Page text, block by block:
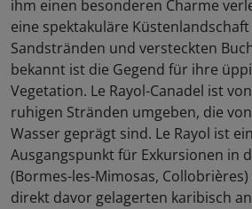
ihm einen besonderen Charme
eine spektakuläre
Sandstränden und versteckten
bekannt ist die Gegend für ihre
Vegetation. Le Rayol-Canadel ist
ruhigen Stränden umgeben, die
Wasser geprägt sind. Le Rayol ist
Ausgangspunkt für Exkursionen in
(Bormes-les-Mimosas,
direkt davor gelagerten karibisch